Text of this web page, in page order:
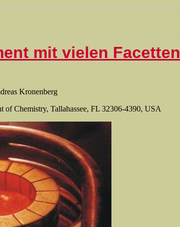
mit vielen Facetten
Kronenberg
of Chemistry, Tallahassee, FL 32306-4390, USA